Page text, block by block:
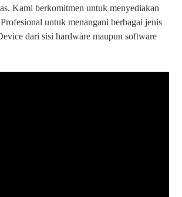
Kami berkomitmen untuk menyediakan
untuk menangani berbagai jenis
dari sisi hardware maupun software